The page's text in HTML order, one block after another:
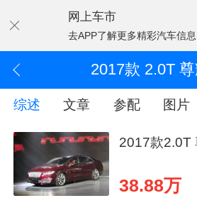
网上车市
去APP了解更多精彩汽车信息
2017款 2.0T
综述 文章 参配 图片
2017款2.0T
38.88万